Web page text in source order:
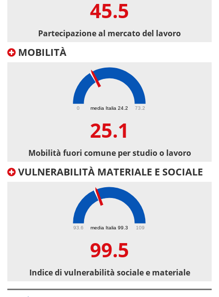
45.5
Partecipazione al mercato del lavoro
MOBILITÀ
media Italia 24.2
0 73.2
25.1
Mobilità fuori comune per studio o lavoro
VULNERABILITÀ MATERIALE E SOCIALE
media Italia 99.3
93.6 109
99.5
Indice di vulnerabilità sociale e materiale